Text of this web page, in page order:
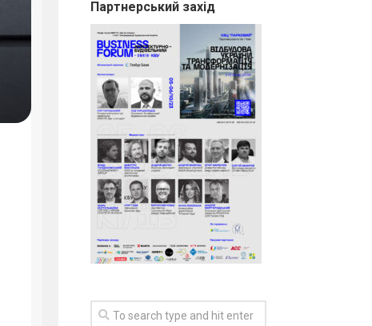
Партнерський захід